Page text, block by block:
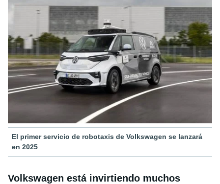
El primer servicio de robotaxis de Volkswagen se lanzará
en 2025
Volkswagen está invirtiendo muchos